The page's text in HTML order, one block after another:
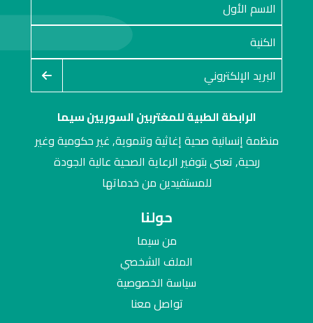
الرابطة الطبية للمغتربين السوريين سيما
منظمة إنسانية صحية إغاثية وتنموية, غير حكومية وغير
ربحية, تعنى بتوفير الرعاية الصحية عالية الجودة
للمستفيدين من خدماتها
حولنا
من سيما
الملف الشخصي
سياسة الخصوصية
تواصل معنا